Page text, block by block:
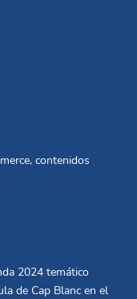
contenidos
2024 temático
de Cap Blanc en el